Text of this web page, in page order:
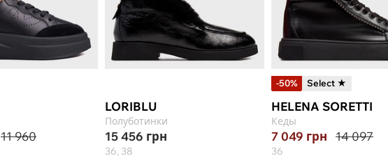
11 960
LORIBLU
Полуботинки
15 456 грн
36, 38
-50% Select ★
HELENA SORETTI
Кеды
7 049 грн 14 097
36